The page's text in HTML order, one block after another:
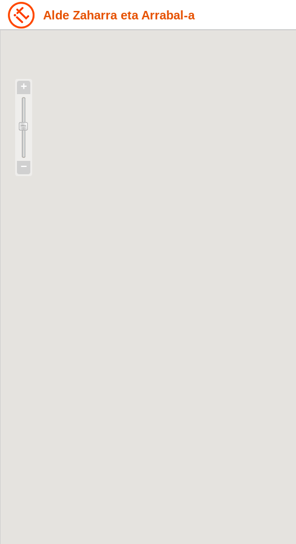
Alde Zaharra eta Arrabal-a
+
−